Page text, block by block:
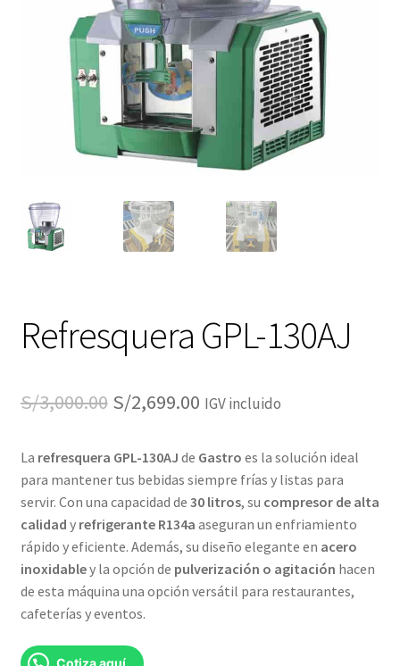
Refresquera GPL-130AJ
S/3,000.00 El
original
era:
S/3,000.00.
S/2,699.00El
actual
es:
S/2,699.00.
IGV incluido
La refresquera GPL-130AJ de Gastro es la solución ideal
para mantener tus bebidas siempre frías y listas para
servir. Con una capacidad de 30 litros, su compresor de alta
calidad y refrigerante R134a aseguran un enfriamiento
rápido y eficiente. Además, su diseño elegante en acero
inoxidabley la opción de pulverización o agitación hacen
de esta máquina una opción versátil para restaurantes,
cafeterías y eventos.
Cotiza aquí